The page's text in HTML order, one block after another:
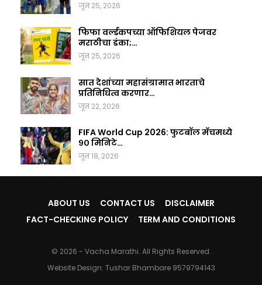
जून 25, 2026
फिफा वर्ल्डकपच्या ऑफिशियल पेजवर
मराठीचा डंका;…
जून 25, 2026
सात देशांच्या महासंग्रामात भारताचे
प्रतिनिधित्व करणार…
जून 22, 2026
FIFA World Cup 2026: फुटबॉल मॅचमध्ये
९० मिनिटे…
जून 18, 2026
ABOUT US CONTACT US
DISCLAIMER
FACT-CHECKING POLICY
TERM AND CONDITIONS
© 2026 - Vacha Marathi. All Rights Reserved.
Website Design: Tushar Bhambare 9579794143